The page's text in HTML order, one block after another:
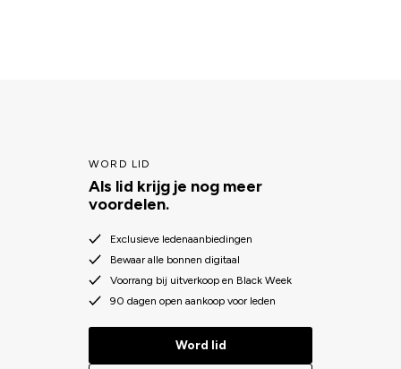
WORD LID
Als lid krijg je nog meer
voordelen.
Exclusieve ledenaanbiedingen
Bewaar alle bonnen digitaal
Voorrang bij uitverkoop en Black Week
90 dagen open aankoop voor leden
Word lid